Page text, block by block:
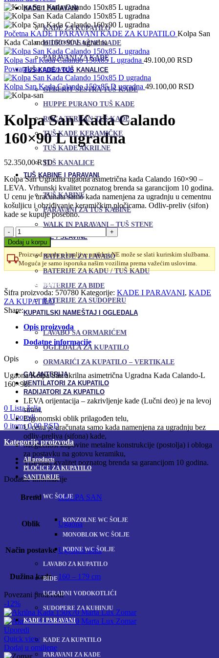
KADE I PARAVANI
KADE ZA KUPATILO
HIDROMASAŽNE KADE
PARAVANI ZA KADE
TUŠ KADE I TUŠ KANALICE
GEBERIT SESTRA TUŠ KADE
HUPPE PURANO TUŠ KADE
ROCA TERRAN TUŠ KADE
TUŠ KADE KERAMIČKE
TUŠ KADE AKRILNE
TUŠ KANALICE
TUŠ KABINE I PARAVANI
TUŠ KABINE
PARAVANI ZA TUŠ KABINE
WALK IN PARAVANI – TUŠ STENE
BATERIJE / SLAVINE
BATERIJE ZA LAVABO
BATERIJE ZA KADU / TUŠ KADU
BATERIJE ZA BIDE
BATERIJE ZA SUDOPERU
KUPATILSKI NAMEŠTAJ I OGLEDALA
LAVABO SA ORMARIĆEM
OGLEDALA ZA KUPATILO
ORMARIĆI ZA KUPATILO – VERTIKALE
GALANTERIJA
VENTILATORI ZA KUPATILO
RADIJATORI ZA KUPATILO
0 Lista želja
0 Uporedi
0 items 0,00RSD
Kategorije proizvoda
Allproducts
PLOČICE ZA KUPATILO
SANITARIJE
WC ŠOLJE
KONZOLNE WC ŠOLJE
MONOBLOK WC ŠOLJE
PODNE WC ŠOLJE
LAVABO ZA KUPATILO
BIDE
UGRADNI VODOKOTLIĆI
SUDOPERE ZA KUHINJU
KADE I PARAVANI
KADE ZA KUPATILO
PARAVANI ZA KADE
Početna KADE I PARAVANIKADE ZA KUPATILO Kolpa San
Kada Calando 160×90 L ugradna
Kolpa San Kada Calando 150x85 L ugradna 49.100,00 RSD
Povratak na proizvode
Kolpa San Kada Calando 150x85 D ugradna 49.100,00 RSD
Kolpa San Kada Calando
160×90 L ugradna
52.350,00RSD
Kolpa San Ugradna ugaona asimetrična kada Calando 160×90 –
LEVA. Vrhunski kvalitet poznatog brenda sa garancijom 10 godina.
U cenu je uračunata samo kada namenjena za ugradnju u cementnu
košuljicu i obziđivanje keramičkim pločicama. Odliv-preliv (sifon)
kade se kupuje posebno.
Kolpa
San
Kada
Calando
160x90
ugradna
količina
Dodaj u korpu
Proizvod spada u lomljive artikle i NE može se slati kurirskim službama.
Moguća je samo isporuka našim vozilima prema važećim uslovima.
Dodaj u omiljene
Šifra proizvoda: 570780 Kategorije: KADE I PARAVANI, KADE
ZA KUPATILO
Share:
Opis proizvoda
Dodatne informacije
Opis
Ugaona Kolpa San akrilna asimetrična Ugradna Kada Calando-L
160×90:
LEVA orijentacija – zakrivljenje kade (Lučni deo) je na levoj
strani,
Ergonomski oblik prilagođen telu,
U cenu je uračunata samo kada namenjena za ugradnju bez
odliv-preliva (sifona) kade,
Mogućnost kupovine metalne konstrukcije (postolja) i obloga
za postavku na gotovu keramiku,
Vrhunski kvalitet poznatog brenda sa garancijom 10 godina.
Dodatne informacije
Brend KOLPA SAN
Oblik Ugaona
Način postavke Ugradna kada
Dužina kade 160 – 179 cm
Povezani proizvodi
-12%
Uporedi
Quick view
Dodaj u omiljene